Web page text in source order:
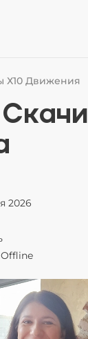
Х10 Движения
2026